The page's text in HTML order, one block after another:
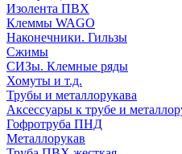
Изолента ПВХ
Клеммы WAGO
Наконечники. Гильзы
Сжимы
СИЗы. Клемные ряды
Хомуты и т.д.
Трубы и металлорукава
Аксессуары к трубе и
Гофротруба ПНД
Металлорукав